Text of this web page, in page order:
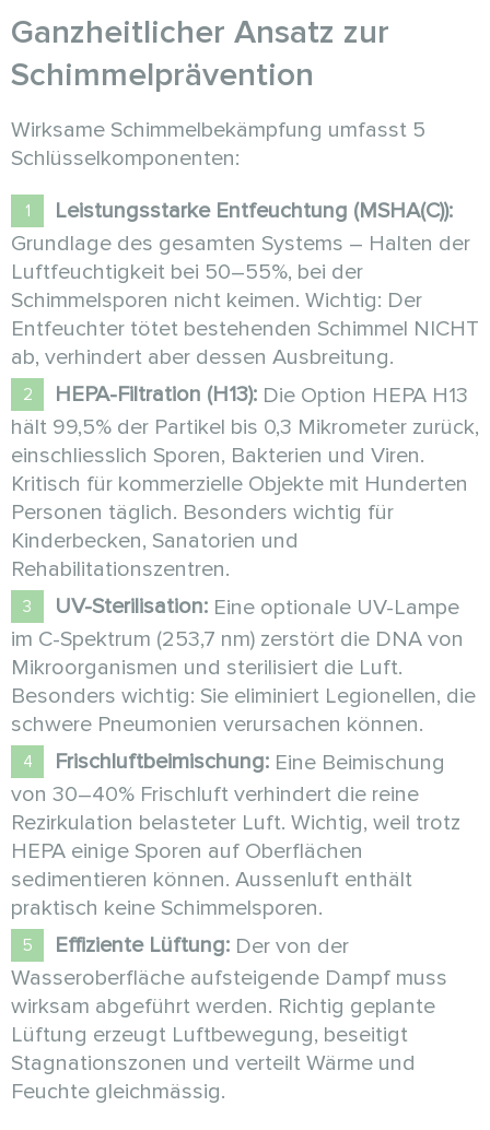
Ganzheitlicher Ansatz zur
Schimmelprävention
Wirksame Schimmelbekämpfung umfasst 5
Schlüsselkomponenten:
Leistungsstarke Entfeuchtung (MSHA(C)):
Grundlage des gesamten Systems – Halten der
Luftfeuchtigkeit bei 50–55%, bei der
Schimmelsporen nicht keimen. Wichtig: Der
Entfeuchter tötet bestehenden Schimmel NICHT
ab, verhindert aber dessen Ausbreitung.
HEPA-Filtration (H13): Die Option HEPA H13
hält 99,5% der Partikel bis 0,3 Mikrometer zurück,
einschliesslich Sporen, Bakterien und Viren.
Kritisch für kommerzielle Objekte mit Hunderten
Personen täglich. Besonders wichtig für
Kinderbecken, Sanatorien und
Rehabilitationszentren.
UV-Sterilisation: Eine optionale UV-Lampe
im C-Spektrum (253,7 nm) zerstört die DNA von
Mikroorganismen und sterilisiert die Luft.
Besonders wichtig: Sie eliminiert Legionellen, die
schwere Pneumonien verursachen können.
Frischluftbeimischung: Eine Beimischung
von 30–40% Frischluft verhindert die reine
Rezirkulation belasteter Luft. Wichtig, weil trotz
HEPA einige Sporen auf Oberflächen
sedimentieren können. Aussenluft enthält
praktisch keine Schimmelsporen.
Effiziente Lüftung: Der von der
Wasseroberfläche aufsteigende Dampf muss
wirksam abgeführt werden. Richtig geplante
Lüftung erzeugt Luftbewegung, beseitigt
Stagnationszonen und verteilt Wärme und
Feuchte gleichmässig.